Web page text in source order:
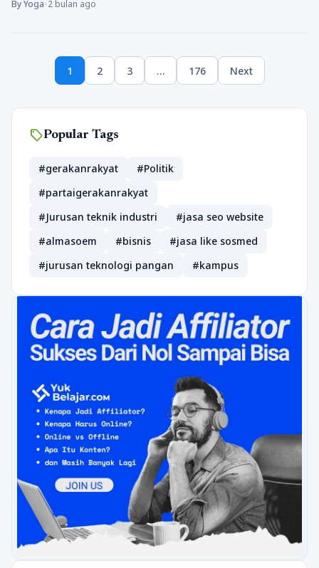
By Yoga•2 bulan ago
Paginasi
Page
1 Page
2 Page
3 … Page
176 Next
sellPopular Tags
#gerakanrakyat
#Politik
#partaigerakanrakyat
#Jurusan teknik industri
#jasa seo website
#almasoem
#bisnis
#jasa like sosmed
#jurusan teknologi pangan
#kampus